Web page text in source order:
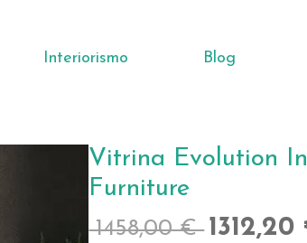
Interiorismo Blog
Vitrina Evolution
Furniture
1458,00 € Precio
1312,20